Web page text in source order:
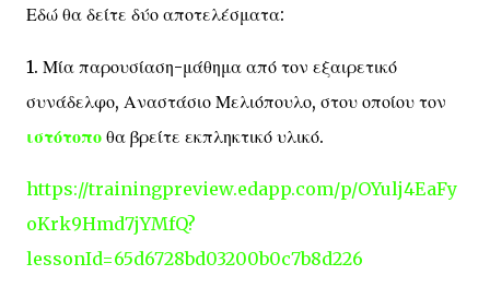
Εδώ θα δείτε δύο αποτελέσματα:
1. Μία παρουσίαση-μάθημα από τον εξαιρετικό
συνάδελφο, Αναστάσιο Μελιόπουλο, στου οποίου τον
ιστότοπο θα βρείτε εκπληκτικό υλικό.
https://trainingpreview.edapp.com/p/OYulj4EaFy
oKrk9Hmd7jYMfQ?
lessonId=65d6728bd03200b0c7b8d226